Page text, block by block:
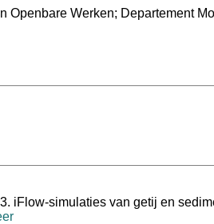
Werken; Departement
iFlow‐simulaties van getij en